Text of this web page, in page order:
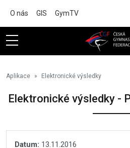
O nás GIS GymTV
Aplikace Elektronické výsledky
Elektronické výsledky -
Datum: 13.11.2016